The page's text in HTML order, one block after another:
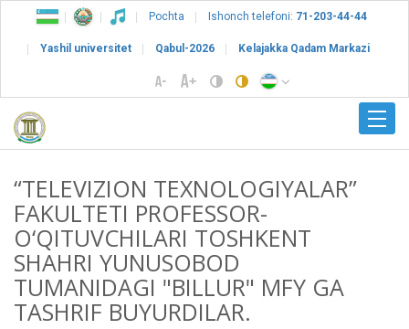
Pochta Ishonch telefoni: 71-203-44-44
Yashil universitet Qabul-2026 Kelajakka Qadam Markazi
“TELEVIZION TEXNOLOGIYALAR”
FAKULTETI PROFESSOR-
O‘QITUVCHILARI TOSHKENT
SHAHRI YUNUSOBOD
TUMANIDAGI "BILLUR" MFY GA
TASHRIF BUYURDILAR.